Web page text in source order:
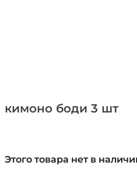
кимоно боди 3 шт
Этого товара нет в